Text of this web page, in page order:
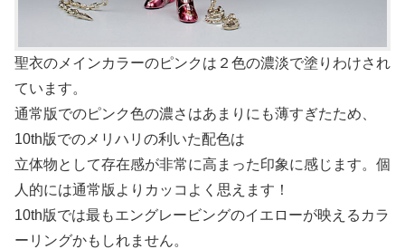
聖衣のメインカラーのピンクは２色の濃淡で塗りわけされ
ています。
通常版でのピンク色の濃さはあまりにも薄すぎたため、
10th版でのメリハリの利いた配色は
立体物として存在感が非常に高まった印象に感じます。個
人的には通常版よりカッコよく思えます！
10th版では最もエングレービングのイエローが映えるカラ
ーリングかもしれません。